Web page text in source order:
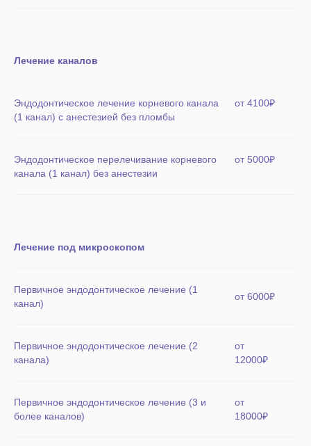
Лечение каналов
Эндодонтическое лечение корневого канала
(1 канал) с анестезией без пломбы
от 4100₽
Эндодонтическое перелечивание корневого
канала (1 канал) без анестезии
от 5000₽
Лечение под микроскопом
Первичное эндодонтическое лечение (1
канал)
от 6000₽
Первичное эндодонтическое лечение (2
канала)
от
12000₽
Первичное эндодонтическое лечение (3 и
более каналов)
от
18000₽